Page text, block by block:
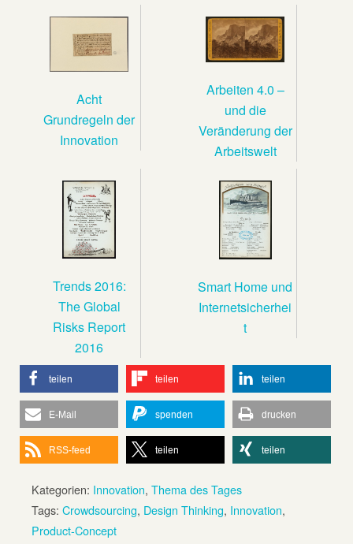
Acht
Grundregeln der
Innovation
Arbeiten 4.0 –
und die
Veränderung der
Arbeitswelt
Trends 2016:
The Global
Risks Report
2016
Smart Home und
Internetsicherhei
t
teilen teilen teilen
E-Mail spenden drucken
RSS-feed teilen teilen
Kategorien: Innovation, Thema des Tages
Tags: Crowdsourcing, Design Thinking, Innovation,
Product-Concept